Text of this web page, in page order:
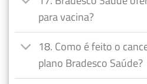
para vacina?
18. Como é feito o
plano Bradesco Saúde?